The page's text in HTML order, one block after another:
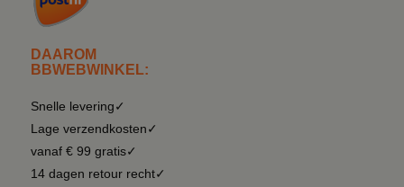
DAAROM
BBWEBWINKEL:
Snelle levering✓
Lage verzendkosten✓
vanaf € 99 gratis✓
14 dagen retour recht✓